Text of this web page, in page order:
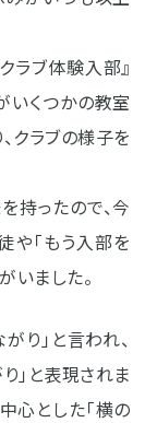
ラブ体験入部』
いくつかの教室
クラブの様子を
持ったので、今
や「もう入部を
いました。
り」と言われ、
」と表現されま
心とした「横の